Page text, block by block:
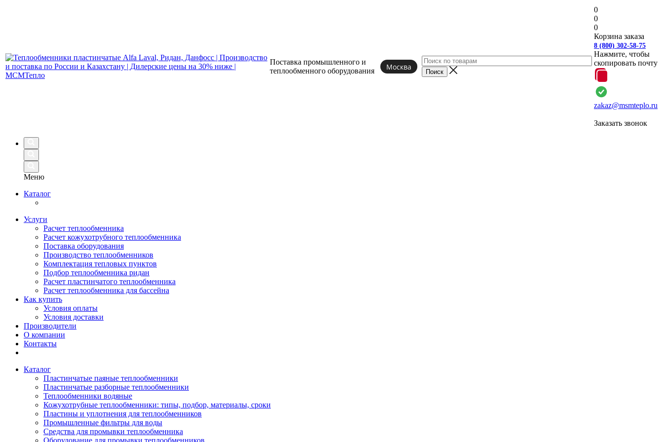
Поставка промышленного и
теплообменного оборудования Москва
0
0
0
Корзина заказа
8 (800) 302-58-75
Нажмите, чтобы
скопировать почту
zakaz@msmteplo.ru
Заказать звонок
Меню
Каталог
Услуги
Расчет теплообменника
Расчет кожухотрубного теплообменника
Поставка оборудования
Производство теплообменников
Комплектация тепловых пунктов
Подбор теплообменника ридан
Расчет пластинчатого теплообменника
Расчет теплообменника для бассейна
Как купить
Условия оплаты
Условия доставки
Производители
О компании
Контакты
Каталог
Пластинчатые паяные теплообменники
Пластинчатые разборные теплообменники
Теплообменники водяные
Кожухотрубные теплообменники: типы, подбор, материалы, сроки
Пластины и уплотнения для теплообменников
Промышленные фильтры для воды
Средства для промывки теплообменника
Оборудование для промывки теплообменников